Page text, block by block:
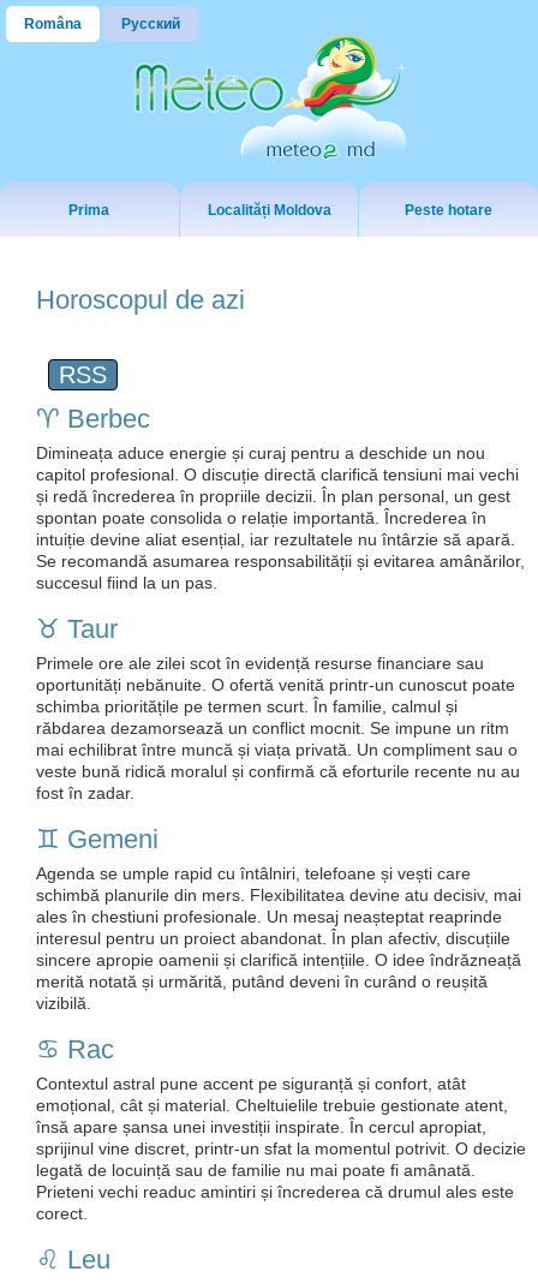
Româna Русский
Prima Localități Moldova Peste hotare
Horoscopul de azi
RSS
♈️ Berbec
Dimineața aduce energie și curaj pentru a deschide un nou
capitol profesional. O discuție directă clarifică tensiuni mai vechi
și redă încrederea în propriile decizii. În plan personal, un gest
spontan poate consolida o relație importantă. Încrederea în
intuiție devine aliat esențial, iar rezultatele nu întârzie să apară.
Se recomandă asumarea responsabilității și evitarea amânărilor,
succesul fiind la un pas.
♉️ Taur
Primele ore ale zilei scot în evidență resurse financiare sau
oportunități nebănuite. O ofertă venită printr-un cunoscut poate
schimba prioritățile pe termen scurt. În familie, calmul și
răbdarea dezamorsează un conflict mocnit. Se impune un ritm
mai echilibrat între muncă și viața privată. Un compliment sau o
veste bună ridică moralul și confirmă că eforturile recente nu au
fost în zadar.
♊️ Gemeni
Agenda se umple rapid cu întâlniri, telefoane și vești care
schimbă planurile din mers. Flexibilitatea devine atu decisiv, mai
ales în chestiuni profesionale. Un mesaj neașteptat reaprinde
interesul pentru un proiect abandonat. În plan afectiv, discuțiile
sincere apropie oamenii și clarifică intențiile. O idee îndrăzneață
merită notată și urmărită, putând deveni în curând o reușită
vizibilă.
♋️ Rac
Contextul astral pune accent pe siguranță și confort, atât
emoțional, cât și material. Cheltuielile trebuie gestionate atent,
însă apare șansa unei investiții inspirate. În cercul apropiat,
sprijinul vine discret, printr-un sfat la momentul potrivit. O decizie
legată de locuință sau de familie nu mai poate fi amânată.
Prieteni vechi readuc amintiri și încrederea că drumul ales este
corect.
♌️ Leu